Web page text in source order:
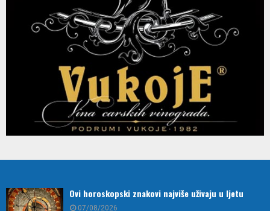
Ovi horoskopski znakovi najviše uživaju u ljetu
07/08/2026